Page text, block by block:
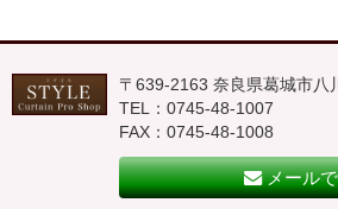
〒639-2163 奈良県葛城市八
TEL：0745-48-1007
FAX：0745-48-1008
メール